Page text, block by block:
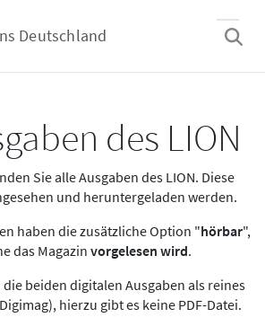
Deutschland
des LION
Sie alle Ausgaben des LION. Diese
und heruntergeladen werden.
haben die zusätzliche Option "hörbar",
das Magazin vorgelesen wird.
die beiden digitalen Ausgaben als reines
hierzu gibt es keine PDF-Datei.